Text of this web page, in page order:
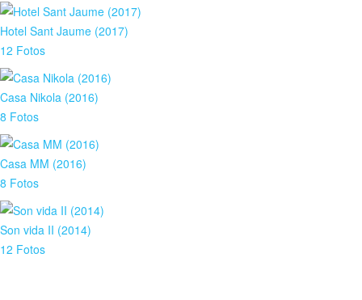
Hotel Sant Jaume (2017)
12 Fotos
Casa Nikola (2016)
8 Fotos
Casa MM (2016)
8 Fotos
Son vida II (2014)
12 Fotos